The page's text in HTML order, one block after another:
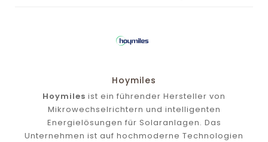
Hoymiles
Hoymiles ist ein führender Hersteller von
Mikrowechselrichtern und intelligenten
Energielösungen für Solaranlagen. Das
Unternehmen ist auf hochmoderne Technologien